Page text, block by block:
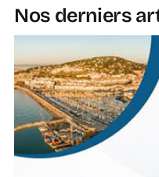
Nos derniers